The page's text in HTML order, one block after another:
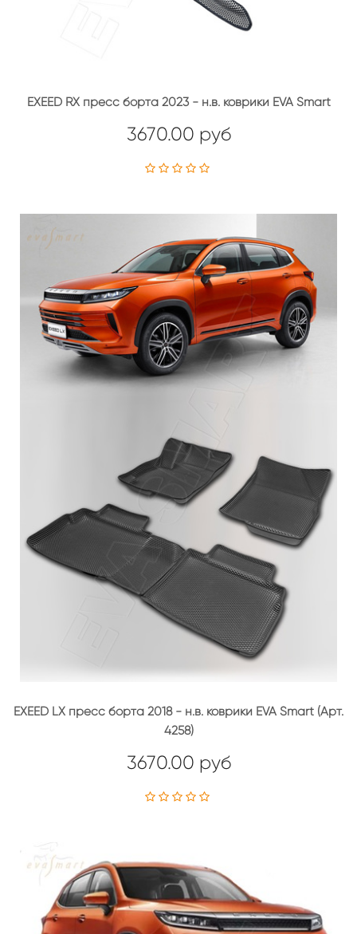
EXEED RX пресс борта 2023 - н.в. коврики EVA Smart
3670.00 руб
EXEED LX пресс борта 2018 - н.в. коврики EVA Smart (Арт.
4258)
3670.00 руб